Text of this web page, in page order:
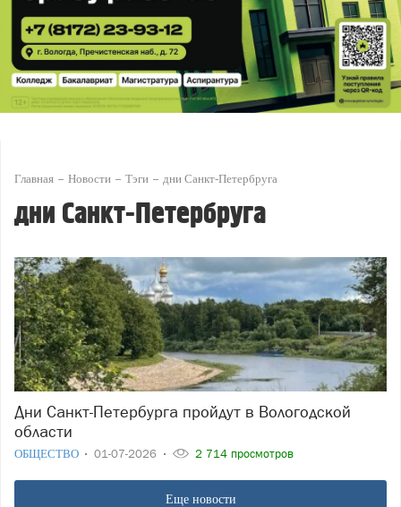
Главная Новости Тэги дни Санкт-Петербруга
дни Санкт-Петербруга
Дни Санкт-Петербурга пройдут в Вологодской
области
ОБЩЕСТВО 01-07-2026 2 714 просмотров
Еще новости